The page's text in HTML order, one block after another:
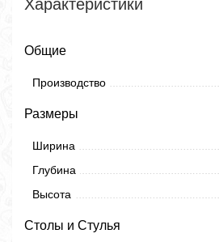
Характеристики
Общие
Производство
Размеры
Ширина
Глубина
Высота
Столы и Стулья